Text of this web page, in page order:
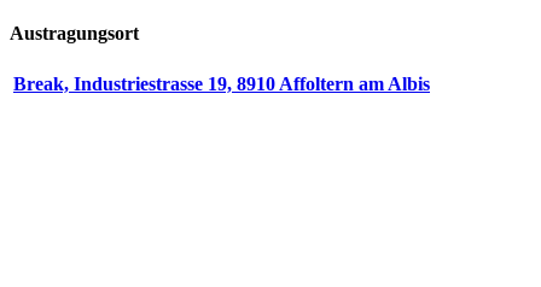
Austragungsort
Break, Industriestrasse 19, 8910 Affoltern am Albis